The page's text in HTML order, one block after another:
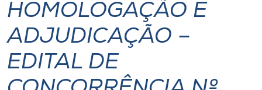
Internacionalização
I.nova
Diplomados
HOMOLOGAÇÃO E
ADJUDICAÇÃO –
EDITAL DE